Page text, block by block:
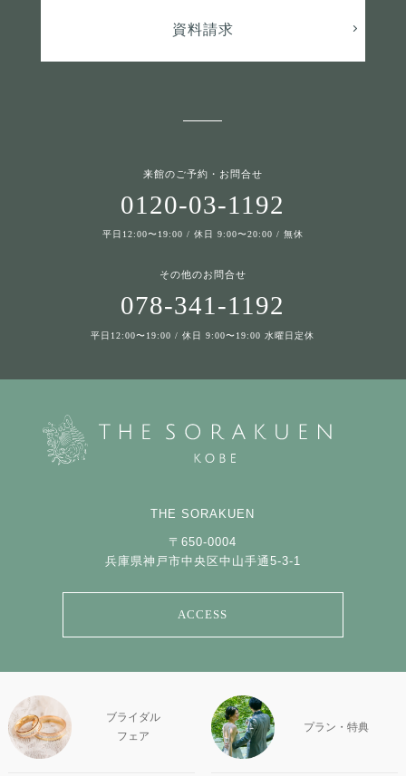
資料請求
来館のご予約・お問合せ
0120-03-1192
平日12:00〜19:00 / 休日 9:00〜20:00 / 無休
その他のお問合せ
078-341-1192
平日12:00〜19:00 / 休日 9:00〜19:00 水曜日定休
THE SORAKUEN
〒650-0004
兵庫県神戸市中央区中山手通5-3-1
ACCESS
ブライダル
フェア
プラン・特典